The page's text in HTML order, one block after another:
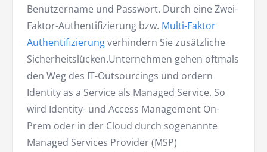
Benutzername und Passwort. Durch eine Zwei-
Faktor-Authentifizierung bzw. Multi-Faktor
Authentifizierungverhindern Sie zusätzliche
Sicherheitslücken.Unternehmen gehen oftmals
den Weg des IT-Outsourcings und ordern
Identity as a Service als Managed Service. So
wird Identity- und Access Management On-
Prem oder in der Cloud durch sogenannte
Managed Services Provider (MSP)